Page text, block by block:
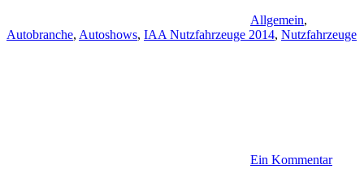
Allgemein,
Autobranche, Autoshows, IAA Nutzfahrzeuge 2014, Nutzfahrzeuge
Ein Kommentar